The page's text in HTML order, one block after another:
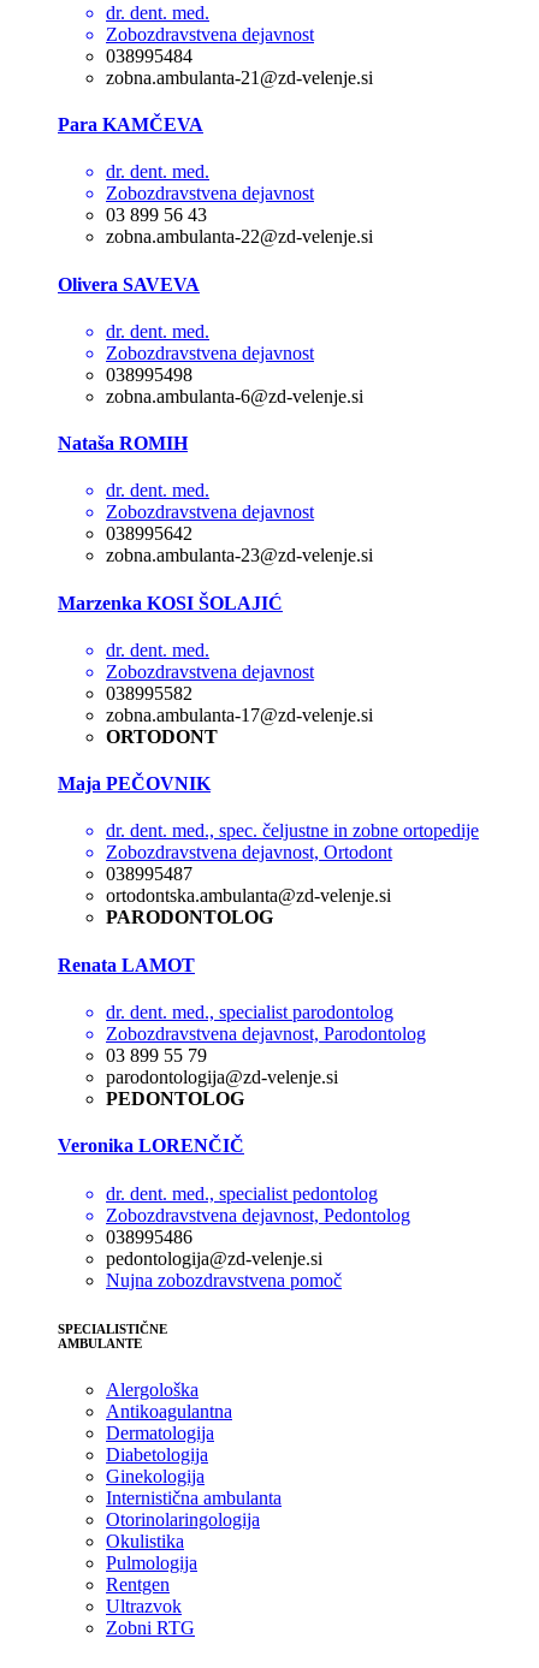
dr. dent. med.
Zobozdravstvena dejavnost
038995484
zobna.ambulanta-21@zd-velenje.si
Para KAMČEVA
dr. dent. med.
Zobozdravstvena dejavnost
03 899 56 43
zobna.ambulanta-22@zd-velenje.si
Olivera SAVEVA
dr. dent. med.
Zobozdravstvena dejavnost
038995498
zobna.ambulanta-6@zd-velenje.si
Nataša ROMIH
dr. dent. med.
Zobozdravstvena dejavnost
038995642
zobna.ambulanta-23@zd-velenje.si
Marzenka KOSI ŠOLAJIĆ
dr. dent. med.
Zobozdravstvena dejavnost
038995582
zobna.ambulanta-17@zd-velenje.si
ORTODONT
Maja PEČOVNIK
dr. dent. med., spec. čeljustne in zobne ortopedije
Zobozdravstvena dejavnost, Ortodont
038995487
ortodontska.ambulanta@zd-velenje.si
PARODONTOLOG
Renata LAMOT
dr. dent. med., specialist parodontolog
Zobozdravstvena dejavnost, Parodontolog
03 899 55 79
parodontologija@zd-velenje.si
PEDONTOLOG
Veronika LORENČIČ
dr. dent. med., specialist pedontolog
Zobozdravstvena dejavnost, Pedontolog
038995486
pedontologija@zd-velenje.si
Nujna zobozdravstvena pomoč
SPECIALISTIČNE
AMBULANTE
Alergološka
Antikoagulantna
Dermatologija
Diabetologija
Ginekologija
Internistična ambulanta
Otorinolaringologija
Okulistika
Pulmologija
Rentgen
Ultrazvok
Zobni RTG